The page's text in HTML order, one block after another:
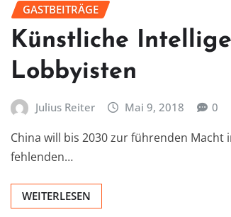
GASTBEITRÄGE
Künstliche
Lobbyisten
Julius Reiter Mai 9, 2018 0
China will bis 2030 zur führenden Macht
fehlenden…
WEITERLESEN